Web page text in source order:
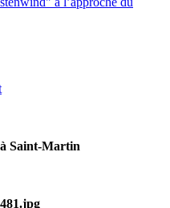
Saint-Martin